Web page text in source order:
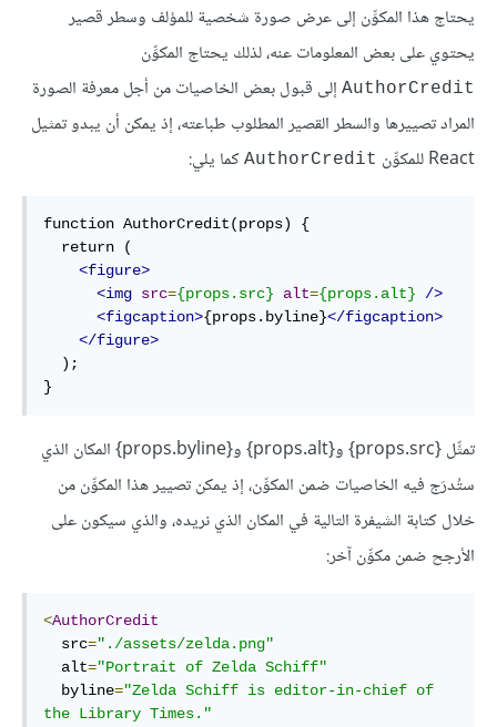
يحتاج هذا المكوِّن إلى عرض صورة شخصية للمؤلف وسطر قصير
يحتوي على بعض المعلومات عنه، لذلك يحتاج المكوِّن
AuthorCredit إلى قبول بعض الخاصيات من أجل معرفة الصورة
المراد تصييرها والسطر القصير المطلوب طباعته، إذ يمكن أن يبدو تمثيل
React للمكوِّن
AuthorCredit كما يلي:
function AuthorCredit(props) {
<figure>
<img src={props.src} alt={props.alt}
/>
<figcaption>{props.byline}</figcaption>
</figure>
}
تمثِّل {props.src} و{props.alt} و{props.byline} المكان الذي
ستُدرَج فيه الخاصيات ضمن المكوِّن، إذ يمكن تصيير هذا المكوِّن من
خلال كتابة الشيفرة التالية في المكان الذي نريده، والذي سيكون على
الأرجح ضمن مكوِّن آخر:
<AuthorCredit
  src
="./assets/zelda.png"
  alt
="Portrait of Zelda Schiff"
  byline
="Zelda Schiff is editor-in-chief of
the Library Times."